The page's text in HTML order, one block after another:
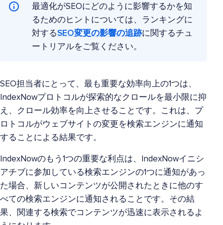
最適化がSEOにどのように影響するかを知
るためのヒントについては、ランキングに
対するSEO変更の影響の追跡に関するチュ
ートリアルをご覧ください。
SEO担当者にとって、最も重要な効率向上の1つは、
IndexNowプロトコルが探索的なクロールを最小限に抑
え、クロール効率を向上させることです。これは、プ
ロトコルがウェブサイトの変更を検索エンジンに通知
することによる結果です。
IndexNowのもう1つの重要な利点は、IndexNowイニシ
アチブに参加している検索エンジンの1つに通知があっ
た場合、新しいコンテンツが公開されたときに他のす
べての検索エンジンに通知されることです。その結
果、関連する検索でコンテンツが迅速に表示されるよ